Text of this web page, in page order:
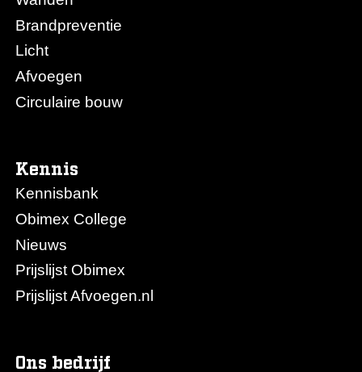
Brandpreventie
Licht
Afvoegen
Circulaire bouw
Kennis
Kennisbank
Obimex College
Nieuws
Prijslijst Obimex
Prijslijst Afvoegen.nl
Ons bedrijf